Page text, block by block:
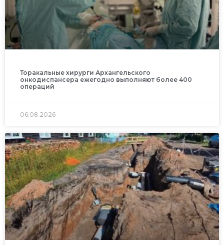
Торакальные хирурги Архангельского
онкодиспансера ежегодно выполняют более 400
операций
06.08.2026